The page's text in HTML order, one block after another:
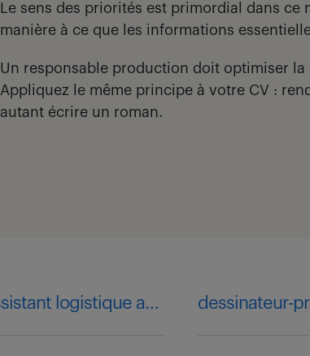
Le sens des priorités est primordial dans ce
manière à ce que les informations
Un responsable production doit optimiser
Appliquez le même principe à votre CV :
autant écrire un roman.
assistant logistique achat